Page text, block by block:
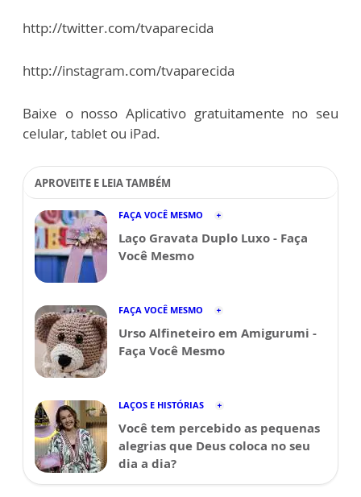
http://twitter.com/tvaparecida
http://instagram.com/tvaparecida
Baixe o nosso Aplicativo gratuitamente no seu
celular, tablet ou iPad.
APROVEITE E LEIA TAMBÉM
FAÇA VOCÊ MESMO
Laço Gravata Duplo Luxo - Faça
Você Mesmo
FAÇA VOCÊ MESMO
Urso Alfineteiro em Amigurumi -
Faça Você Mesmo
LAÇOS E HISTÓRIAS
Você tem percebido as pequenas
alegrias que Deus coloca no seu
dia a dia?